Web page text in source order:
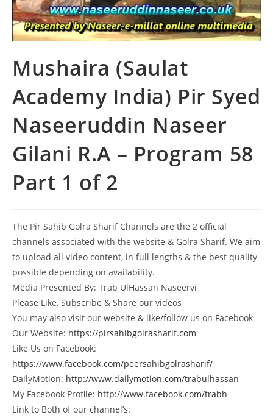
Mushaira (Saulat
Academy India) Pir Syed
Naseeruddin Naseer
Gilani R.A – Program 58
Part 1 of 2
The Pir Sahib Golra Sharif Channels are the 2 official
channels associated with the website & Golra Sharif. We aim
to upload all video content, in full lengths & the best quality
possible depending on availability.
Media Presented By: Trab UlHassan Naseervi
Please Like, Subscribe & Share our videos
You may also visit our website & like/follow us on Facebook
Our Website: https://pirsahibgolrasharif.com
Like Us on Facebook:
https://www.facebook.com/peersahibgolrasharif/
DailyMotion: http://www.dailymotion.com/trabulhassan
My Facebook Profile: http://www.facebook.com/trabh
Link to Both of our channel’s: